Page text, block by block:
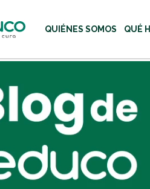
Usa las teclas Tab o
QUIÉNES SOMOS QUÉ